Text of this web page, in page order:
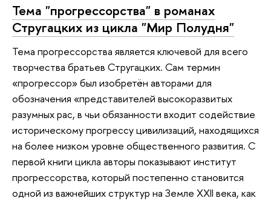
Тема "прогрессорства" в романах
Стругацких из цикла "Мир Полудня"
Тема прогрессорства является ключевой для всего
творчества братьев Стругацких. Сам термин
«прогрессор» был изобретён авторами для
обозначения «представителей высокоразвитых
разумных рас, в чьи обязанности входит содействие
историческому прогрессу цивилизаций, находящихся
на более низком уровне общественного развития. С
первой книги цикла авторы показывают институт
прогрессорства, который постепенно становится
одной из важнейших структур на Земле XXII века, как